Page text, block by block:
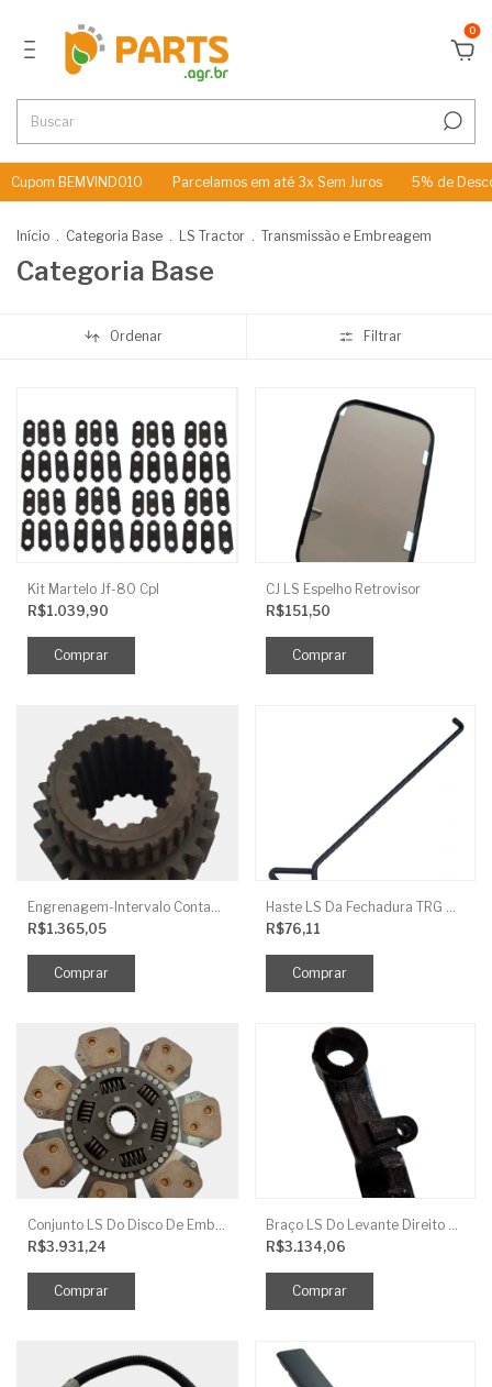
0
BEMVINDO10 Parcelamos em até 3x Sem Juros 5% de Desconto no
Início . Categoria Base . LS Tractor . Transmissão e Embreagem
Categoria Base
Ordenar Filtrar
Kit Martelo Jf-80 Cpl
R$1.039,90
CJ LS Espelho Retrovisor
R$151,50
R$1.365,05
R$76,11
R$3.931,24
R$3.134,06